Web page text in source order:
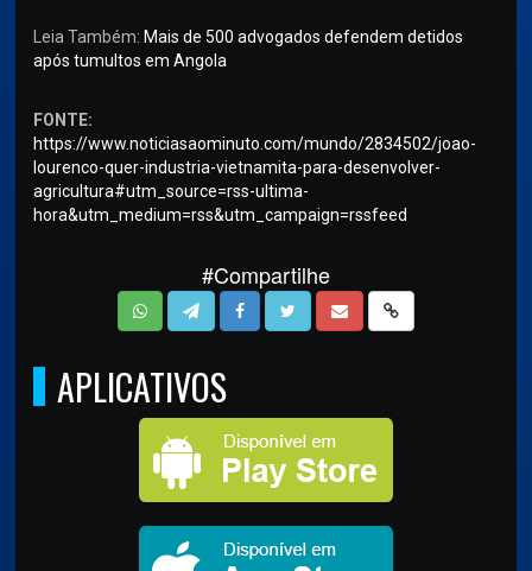
Leia Também: Mais de 500 advogados defendem detidos
após tumultos em Angola
FONTE:
https://www.noticiasaominuto.com/mundo/2834502/joao-
lourenco-quer-industria-vietnamita-para-desenvolver-
agricultura#utm_source=rss-ultima-
hora&utm_medium=rss&utm_campaign=rssfeed
#Compartilhe
APLICATIVOS